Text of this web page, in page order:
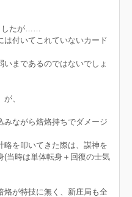
したが……
は付いてこれていないカード
まであるのではないでしょ
、
みながら焙烙持ちでダメージ
略を叩いてきた際は、謀神を
(当時は単体転身＋回復の士気
烙が特技に無く、新庄局も全